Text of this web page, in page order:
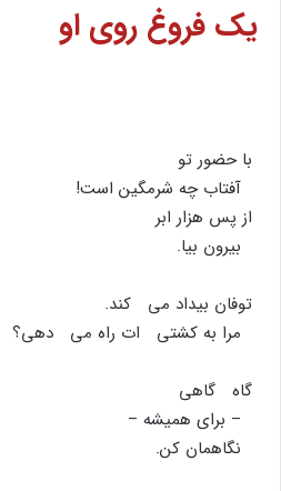
یک فروغ روى او
با حضور تو
آفتاب چه شرمگین است!
از پس هزار ابر
بیرون بیا.
توفان بیداد مى کند.
مرا به کشتى ات راه مى دهى؟
گاه گاهى
– براى همیشه –
نگاهمان کن.